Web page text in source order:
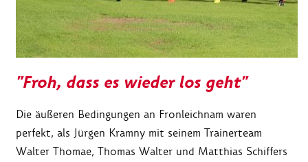
"Froh, dass es wieder los geht"
Die äußeren Bedingungen an Fronleichnam waren
perfekt, als Jürgen Kramny mit seinem Trainerteam
Walter Thomae, Thomas Walter und Matthias Schiffers